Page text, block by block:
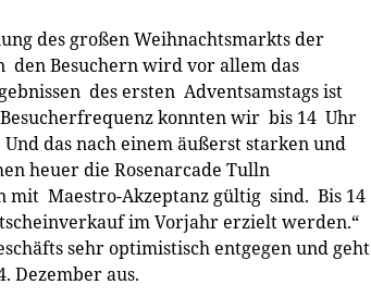
des großen Weihnachtsmarkts der
den Besuchern wird vor allem das
des ersten Adventsamstags ist
konnten wir bis 14 Uhr
das nach einem äußerst starken und
heuer die Rosenarcade Tulln
mit Maestro-­Akzeptanz gültig sind. Bis 14
im Vorjahr erzielt werden.“
sehr optimistisch entgegen und geht
Dezember aus.